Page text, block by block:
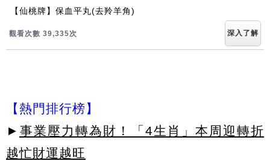
【仙桃牌】保血平丸(去羚羊角)
觀看次數 39,343次 深入了解
【熱門排行榜】
► 事業壓力轉為財！「4生肖」本周迎轉折
越忙財運越旺